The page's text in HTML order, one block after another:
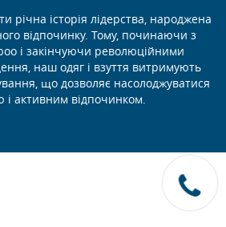
річна історія лідерства, народжена
відпочинку. Тому, починаючи з
і закінчуючи революційними
наш одяг і взуття витримують
що дозволяє насолоджуватися
і активним відпочинком.